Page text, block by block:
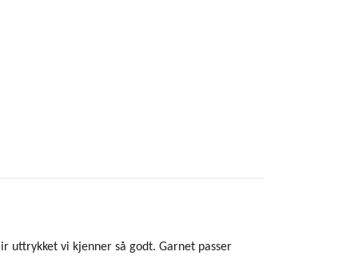
uttrykket vi kjenner så godt. Garnet passer